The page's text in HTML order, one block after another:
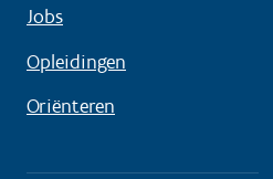
Jobs
Opleidingen
Oriënteren